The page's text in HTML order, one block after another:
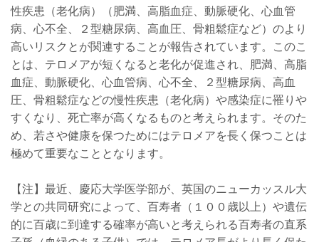
性疾患（老化病）（肥満、高脂血症、動脈硬化、心血管
病、心不全、２型糖尿病、高血圧、骨粗鬆症など）のより
高いリスクとが関連することが報告されています。このこ
とは、テロメアが短くなると老化が促進され、肥満、高脂
血症、動脈硬化、心血管病、心不全、２型糖尿病、高血
圧、骨粗鬆症などの慢性疾患（老化病）や感染症に罹りや
すくなり、死亡率が高くなるものと考えられます。そのた
め、若さや健康を保つためにはテロメアを長く保つことは
極めて重要なこととなります。
【注】最近、慶応大学医学部が、英国のニューカッスル大
学との共同研究によって、百寿者（１００歳以上）や遺伝
的に百歳に到達する確率が高いと考えられる百寿者の直系